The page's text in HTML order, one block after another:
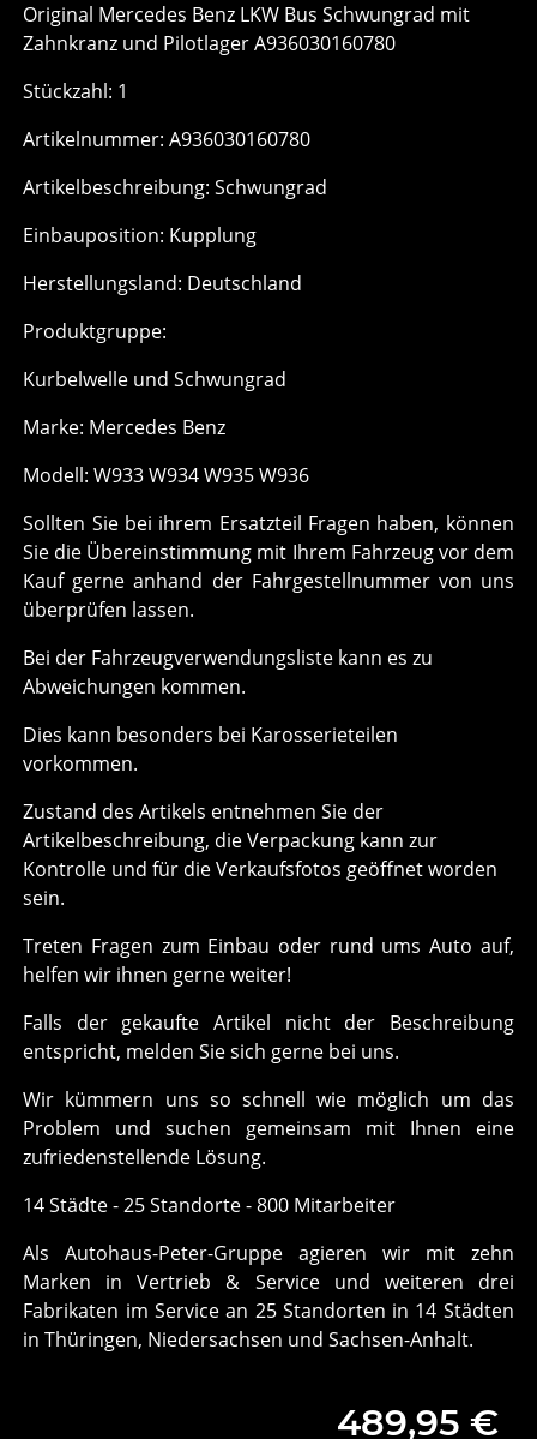
Original Mercedes Benz LKW Bus Schwungrad mit
Zahnkranz und Pilotlager A936030160780
Stückzahl: 1
Artikelnummer: A936030160780
Artikelbeschreibung: Schwungrad
Einbauposition: Kupplung
Herstellungsland: Deutschland
Produktgruppe:
Kurbelwelle und Schwungrad
Marke: Mercedes Benz
Modell: W933 W934 W935 W936
Sollten Sie bei ihrem Ersatzteil Fragen haben, können
Sie die Übereinstimmung mit Ihrem Fahrzeug vor dem
Kauf gerne anhand der Fahrgestellnummer von uns
überprüfen lassen.
Bei der Fahrzeugverwendungsliste kann es zu
Abweichungen kommen.
Dies kann besonders bei Karosserieteilen
vorkommen.
Zustand des Artikels entnehmen Sie der
Artikelbeschreibung, die Verpackung kann zur
Kontrolle und für die Verkaufsfotos geöffnet worden
sein.
Treten Fragen zum Einbau oder rund ums Auto auf,
helfen wir ihnen gerne weiter!
Falls der gekaufte Artikel nicht der Beschreibung
entspricht, melden Sie sich gerne bei uns.
Wir kümmern uns so schnell wie möglich um das
Problem und suchen gemeinsam mit Ihnen eine
zufriedenstellende Lösung.
14 Städte - 25 Standorte - 800 Mitarbeiter
Als Autohaus-Peter-Gruppe agieren wir mit zehn
Marken in Vertrieb & Service und weiteren drei
Fabrikaten im Service an 25 Standorten in 14 Städten
in Thüringen, Niedersachsen und Sachsen-Anhalt.
489,95 €